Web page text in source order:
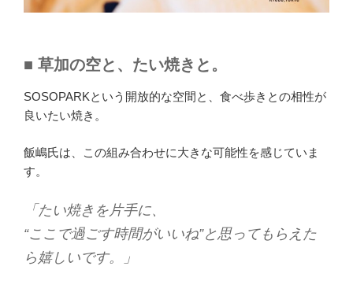
■ 草加の空と、たい焼きと。
SOSOPARKという開放的な空間と、食べ歩きとの相性が
良いたい焼き。
飯嶋氏は、この組み合わせに大きな可能性を感じていま
す。
「たい焼きを片手に、
“ここで過ごす時間がいいね”と思ってもらえた
ら嬉しいです。」